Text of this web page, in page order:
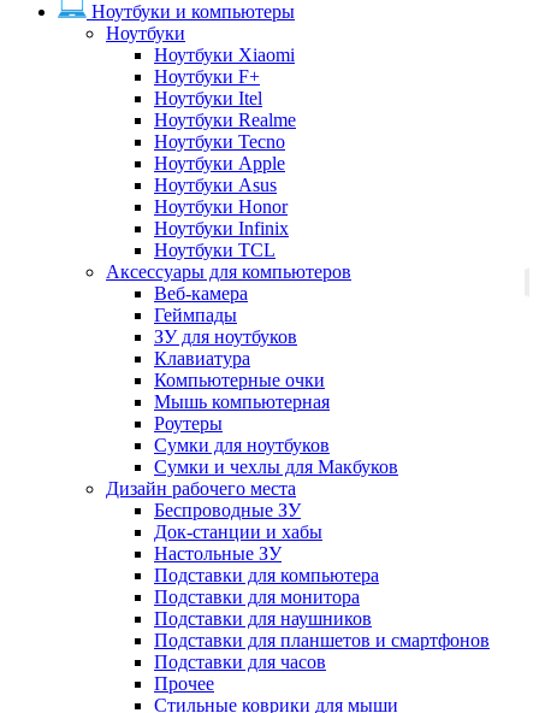
Ноутбуки и компьютеры
Ноутбуки
Ноутбуки Xiaomi
Ноутбуки F+
Ноутбуки Itel
Ноутбуки Realme
Ноутбуки Tecno
Ноутбуки Apple
Ноутбуки Asus
Ноутбуки Honor
Ноутбуки Infinix
Ноутбуки TCL
Аксессуары для компьютеров
Веб-камера
Геймпады
ЗУ для ноутбуков
Клавиатура
Компьютерные очки
Мышь компьютерная
Роутеры
Сумки для ноутбуков
Сумки и чехлы для Макбуков
Дизайн рабочего места
Беспроводные ЗУ
Док-станции и хабы
Настольные ЗУ
Подставки для компьютера
Подставки для монитора
Подставки для наушников
Подставки для планшетов и смартфонов
Подставки для часов
Прочее
Стильные коврики для мыши